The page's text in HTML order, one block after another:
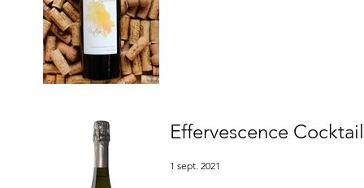
Effervescence
1 sept. 2021